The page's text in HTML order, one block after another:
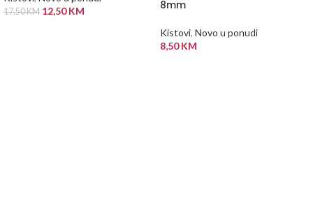
17,50KM 12,50KM
8mm
Kistovi, Novo u ponudi
8,50KM